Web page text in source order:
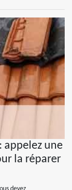
appelez une
la réparer